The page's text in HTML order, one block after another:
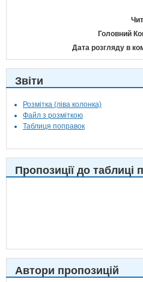
Головний
Дата розгляду в
Звіти
Розмітка (ліва колонка)
Файл з розміткою
Таблиця поправок
Пропозиції до таблиці
Автори пропозицій